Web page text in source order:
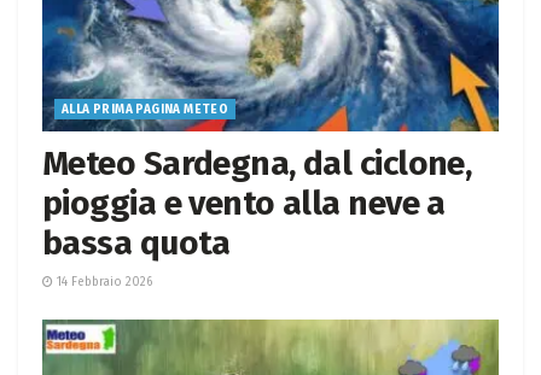
ALLA PRIMA PAGINA METEO
Meteo Sardegna, dal ciclone,
pioggia e vento alla neve a
bassa quota
14 Febbraio 2026